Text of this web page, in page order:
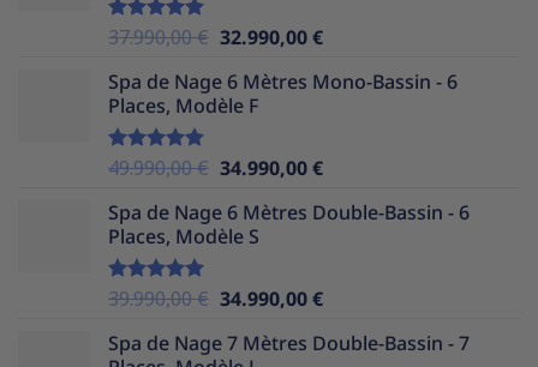
Note5.00
37.990,00€ Le
initial
était :
32.990,00€Le
actuel
Spa de Nage 6 Mètres Mono-Bassin - 6
Places, Modèle F
Note5.00
49.990,00€ Le
initial
était :
34.990,00€Le
actuel
Spa de Nage 6 Mètres Double-Bassin - 6
Places, Modèle S
Note5.00
39.990,00€ Le
initial
34.990,00€Le
actuel
Spa de Nage 7 Mètres Double-Bassin - 7